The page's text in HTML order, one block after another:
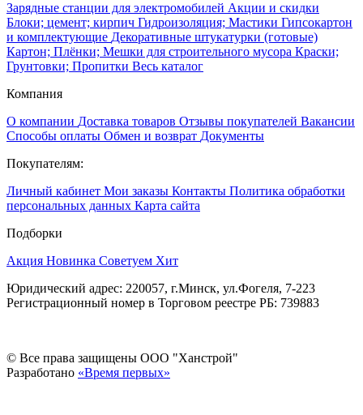
Зарядные станции для электромобилей Акции и скидки
Блоки; цемент; кирпич Гидроизоляция; Мастики Гипсокартон
и комплектующие Декоративные штукатурки (готовые)
Картон; Плёнки; Мешки для строительного мусора Краски;
Грунтовки; Пропитки Весь каталог
Компания
О компании Доставка товаров Отзывы покупателей Вакансии
Способы оплаты Обмен и возврат Документы
Покупателям:
Личный кабинет Мои заказы Контакты Политика обработки
персональных данных Карта сайта
Подборки
Акция Новинка Советуем Хит
Юридический адрес: 220057, г.Минск, ул.Фогеля, 7-223
Регистрационный номер в Торговом реестре РБ: 739883
© Все права защищены ООО "Ханстрой"
Разработано «Время первых»